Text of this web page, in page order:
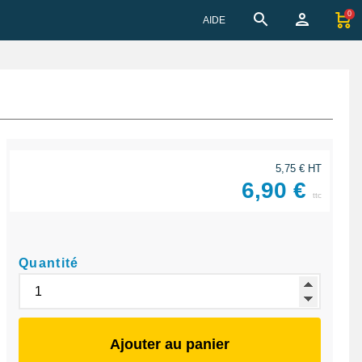
AIDE
0
5,75 € HT
6,90 € ttc
Quantité
Ajouter au panier